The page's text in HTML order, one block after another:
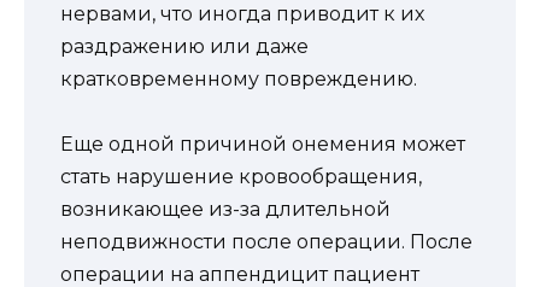
нервами, что иногда приводит к их
раздражению или даже
кратковременному повреждению.
Еще одной причиной онемения может
стать нарушение кровообращения,
возникающее из-за длительной
неподвижности после операции. После
операции на аппендицит пациент